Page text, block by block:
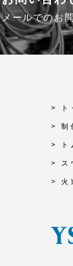
メールでのお
> ト
> 制
> ト
> ス
> 火